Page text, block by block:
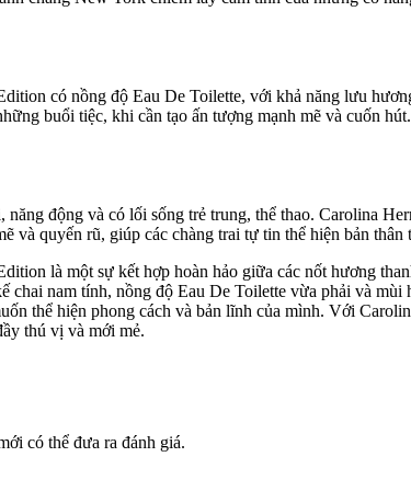
có nồng độ Eau De Toilette, với khả năng lưu
buổi tiệc, khi cần tạo ấn tượng mạnh mẽ và cuốn hút.
động và có lối sống trẻ trung, thể thao. Carolina
và quyến rũ, giúp các chàng trai tự tin thể hiện bản thân
là một sự kết hợp hoàn hảo giữa các nốt hương
chai nam tính, nồng độ Eau De Toilette vừa phải và
thể hiện phong cách và bản lĩnh của mình. Với
thú vị và mới mẻ.
có thể đưa ra đánh giá.